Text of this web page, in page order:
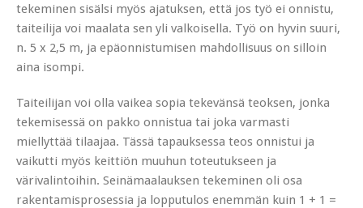
tekeminen sisälsi myös ajatuksen, että jos työ ei onnistu,
taiteilija voi maalata sen yli valkoisella. Työ on hyvin suuri,
n. 5 x 2,5 m, ja epäonnistumisen mahdollisuus on silloin
aina isompi.
Taiteilijan voi olla vaikea sopia tekevänsä teoksen, jonka
tekemisessä on pakko onnistua tai joka varmasti
miellyttää tilaajaa. Tässä tapauksessa teos onnistui ja
vaikutti myös keittiön muuhun toteutukseen ja
värivalintoihin. Seinämaalauksen tekeminen oli osa
rakentamisprosessia ja lopputulos enemmän kuin 1 + 1 =